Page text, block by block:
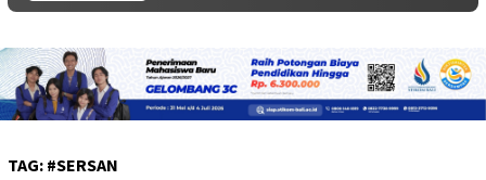
TAG: #SERSAN